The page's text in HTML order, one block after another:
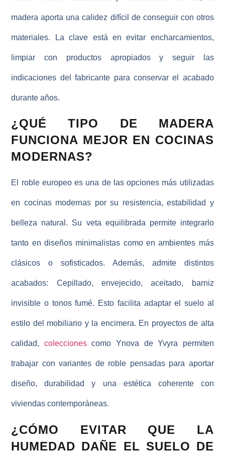
madera aporta una calidez difícil de conseguir con otros
materiales. La clave está en evitar encharcamientos,
limpiar con productos apropiados y seguir las
indicaciones del fabricante para conservar el acabado
durante años.
¿QUÉ TIPO DE MADERA
FUNCIONA MEJOR EN COCINAS
MODERNAS?
El roble europeo es una de las opciones más utilizadas
en cocinas modernas por su resistencia, estabilidad y
belleza natural. Su veta equilibrada permite integrarlo
tanto en diseños minimalistas como en ambientes más
clásicos o sofisticados. Además, admite distintos
acabados: Cepillado, envejecido, aceitado, barniz
invisible o tonos fumé. Esto facilita adaptar el suelo al
estilo del mobiliario y la encimera. En proyectos de alta
calidad, coleccionescomo Ynova de Yvyra permiten
trabajar con variantes de roble pensadas para aportar
diseño, durabilidad y una estética coherente con
viviendas contemporáneas.
¿CÓMO EVITAR QUE LA
HUMEDAD DAÑE EL SUELO DE